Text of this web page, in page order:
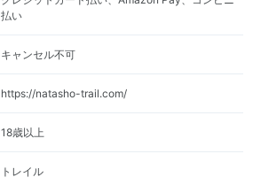
払い
キャンセル不可
https://natasho-trail.com/
18歳以上
トレイル